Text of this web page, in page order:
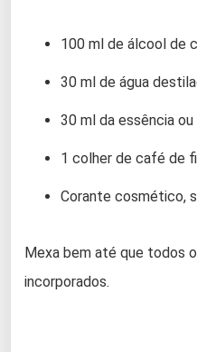
100 ml de álcool de
30 ml de água
30 ml da essência
1 colher de café de
Corante cosmético,
Mexa bem até que todos
incorporados.